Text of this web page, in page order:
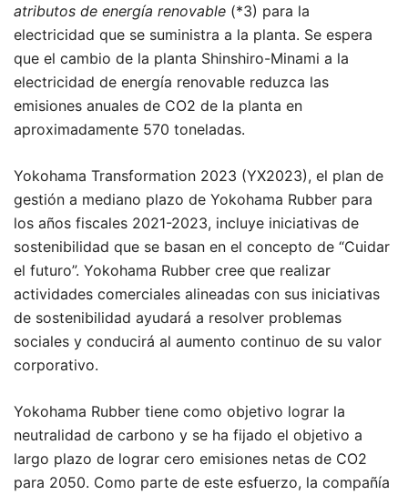
atributos de energía renovable (*3) para la
electricidad que se suministra a la planta. Se espera
que el cambio de la planta Shinshiro-Minami a la
electricidad de energía renovable reduzca las
emisiones anuales de CO2 de la planta en
aproximadamente 570 toneladas.
Yokohama Transformation 2023 (YX2023), el plan de
gestión a mediano plazo de Yokohama Rubber para
los años fiscales 2021-2023, incluye iniciativas de
sostenibilidad que se basan en el concepto de “Cuidar
el futuro”. Yokohama Rubber cree que realizar
actividades comerciales alineadas con sus iniciativas
de sostenibilidad ayudará a resolver problemas
sociales y conducirá al aumento continuo de su valor
corporativo.
Yokohama Rubber tiene como objetivo lograr la
neutralidad de carbono y se ha fijado el objetivo a
largo plazo de lograr cero emisiones netas de CO2
para 2050. Como parte de este esfuerzo, la compañía